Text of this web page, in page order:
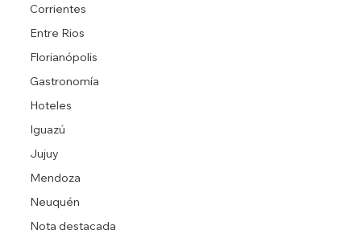
Corrientes
Entre Rios
Florianópolis
Gastronomía
Hoteles
Iguazú
Jujuy
Mendoza
Neuquén
Nota destacada